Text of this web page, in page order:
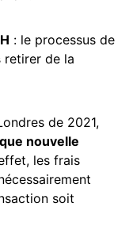
: le processus de
retirer de la
de 2021,
nouvelle
les frais
soit